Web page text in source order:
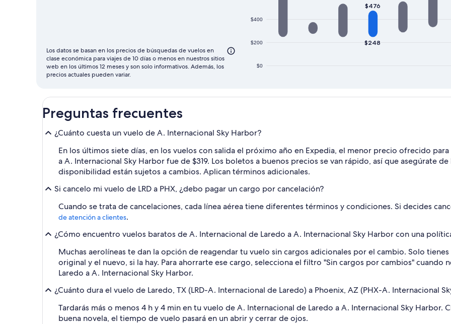
$0
$200
$400
$248
$476
Los datos se basan en los precios de búsquedas de vuelos en
clase económica para viajes de 10 días o menos en nuestros sitios
web en los últimos 12 meses y son solo informativos. Además, los
precios actuales pueden variar.
Preguntas frecuentes
¿Cuánto cuesta un vuelo de A. Internacional Sky Harbor?
En los últimos siete días, en los vuelos con salida el próximo año en Expedia, el menor precio ofrecido
a A. Internacional Sky Harbor fue de $319. Los boletos a buenos precios se van rápido, así que asegúrate
disponibilidad están sujetos a cambios. Aplican términos adicionales.
Si cancelo mi vuelo de LRD a PHX, ¿debo pagar un cargo por cancelación?
Cuando se trata de cancelaciones, cada línea aérea tiene diferentes términos y condiciones. Si decides
de atención a clientes.
¿Cómo encuentro vuelos baratos de A. Internacional de Laredo a A. Internacional Sky Harbor con una
Muchas aerolíneas te dan la opción de reagendar tu vuelo sin cargos adicionales por el cambio. Solo
original y el nuevo, si la hay. Para ahorrarte ese cargo, selecciona el filtro "Sin cargos por cambios" cuando
Laredo a A. Internacional Sky Harbor.
¿Cuánto dura el vuelo de Laredo, TX (LRD-A. Internacional de Laredo) a Phoenix, AZ (PHX-A. Internacional
Tardarás más o menos 4 h y 4 min en tu vuelo de A. Internacional de Laredo a A. Internacional Sky Harbor.
buena novela, el tiempo de vuelo pasará en un abrir y cerrar de ojos.